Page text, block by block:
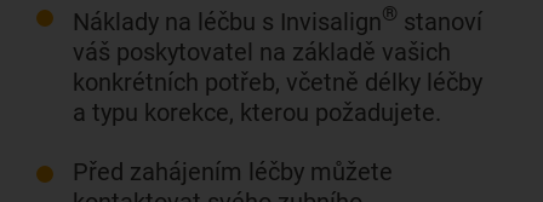
Náklady na léčbu s Invisalign® stanoví
váš poskytovatel na základě vašich
konkrétních potřeb, včetně délky léčby
a typu korekce, kterou požadujete.
Před zahájením léčby můžete